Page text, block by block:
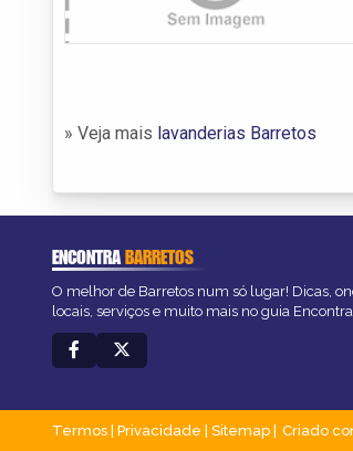
» Veja mais lavanderias Barretos
ENCONTRABARRETOS
O melhor de Barretos num só lugar! Dicas,
locais, serviços e muito mais no guia Encontra
Termos Privacidade Sitemap Criado